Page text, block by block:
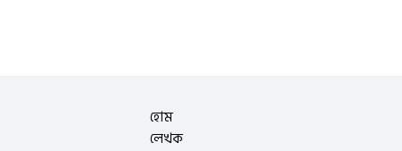
হোম
লেখক